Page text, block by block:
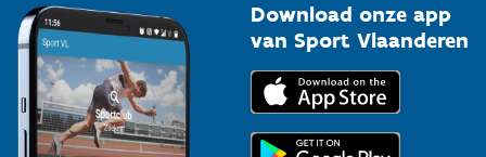
Download onze app
van Sport Vlaanderen